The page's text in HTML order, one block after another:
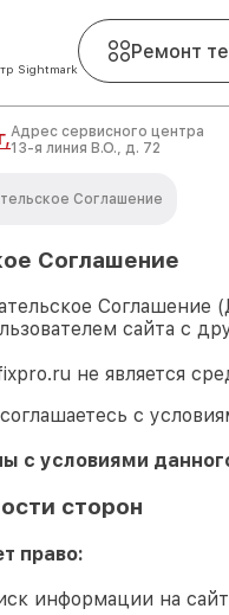
Sightmark
Ремонт
Адрес сервисного центра
13-я линия В.О., д. 72
Соглашение
Соглашение
сайта с
не является
с
с условиями
сторон
право:
информации на